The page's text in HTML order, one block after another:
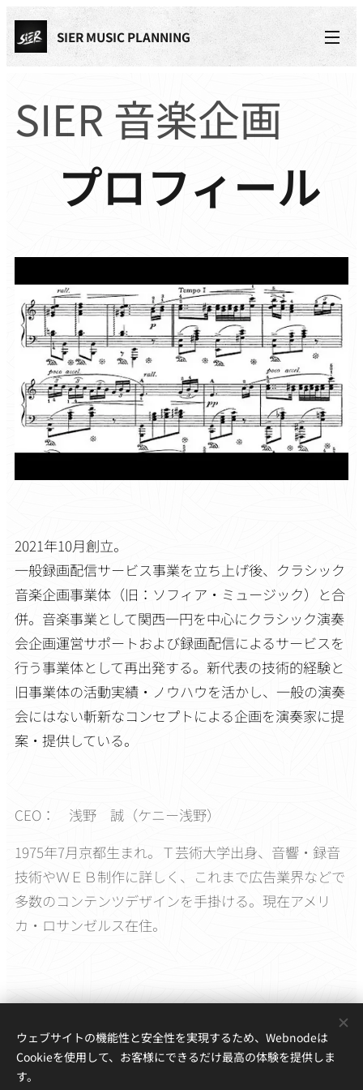
SIER MUSIC PLANNING
SIER 音楽企画
プロフィール
2021年10月創立。
一般録画配信サービス事業を立ち上げ後、クラシック
音楽企画事業体（旧：ソフィア・ミュージック）と合
併。音楽事業として関西一円を中心にクラシック演奏
会企画運営サポートおよび録画配信によるサービスを
行う事業体として再出発する。新代表の技術的経験と
旧事業体の活動実績・ノウハウを活かし、一般の演奏
会にはない斬新なコンセプトによる企画を演奏家に提
案・提供している。
CEO： 浅野 誠（ケニー浅野）
1975年7月京都生まれ。Ｔ芸術大学出身、音響・録音
技術やＷＥＢ制作に詳しく、これまで広告業界などで
多数のコンテンツデザインを手掛ける。現在アメリ
カ・ロサンゼルス在住。
ウェブサイトの機能性と安全性を実現するため、Webnodeは
Cookieを使用して、お客様にできるだけ最高の体験を提供しま
す。